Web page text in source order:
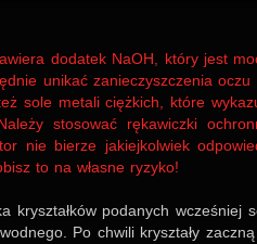
doda­tek NaOH, który jest
uni­kać zanie­czysz­cze­nia
sole metali ciężk­ich, które
sto­so­wać ręka­wiczki
nie bie­rze jakiej­kol­wiek
to na wła­sne ryzyko!
krysz­tałków poda­nych wcze­śniej
Po chwili krysz­tały